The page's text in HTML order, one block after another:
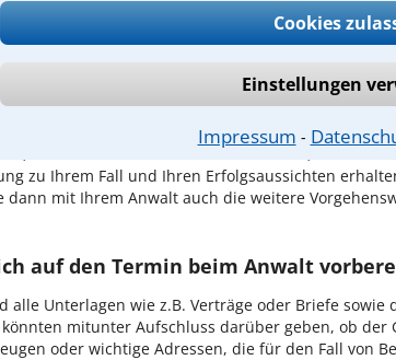
Cookies
Einstellungen
Impressum ⁃
Anwalt in Idar-Oberstein ist es, über unser
anzufordern - probieren Sie es gleich aus.
anwaltlichen Erstgespräch in Idar-
mit Ihrem Rechtsanwalt für Beleidigung in
in Ruhe den Sachverhalt zu schildern, sodass Sie
zu Ihrem Fall und Ihren Erfolgsaussichten
dann mit Ihrem Anwalt auch die weitere
auf den Termin beim Anwalt
alle Unterlagen wie z.B. Verträge oder Briefe sowie
mitunter Aufschluss darüber geben, ob der
oder wichtige Adressen, die für den Fall von